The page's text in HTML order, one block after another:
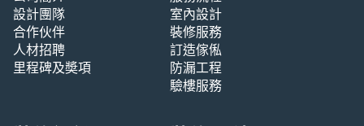
設計團隊
合作伙伴
人材招聘
里程碑及奬項
室內設計
裝修服務
訂造傢俬
防漏工程
驗樓服務